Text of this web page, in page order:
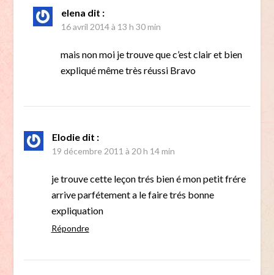
elena dit :
16 avril 2014 à 13 h 30 min
mais non moi je trouve que c’est clair et bien
expliqué même très réussi Bravo
Elodie dit :
19 décembre 2011 à 20 h 14 min
je trouve cette leçon trés bien é mon petit frére
arrive parfétement a le faire trés bonne
expliquation
Répondre